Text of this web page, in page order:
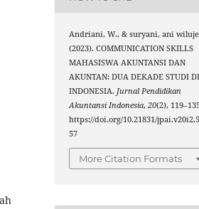
Andriani, W., & suryani, ani
(2023). COMMUNICATION SKILLS
MAHASISWA AKUNTANSI DAN
AKUNTAN: DUA DEKADE STUDI DI
INDONESIA.Jurnal Pendidikan
Akuntansi Indonesia,20(2),
https://doi.org/10.21831/
57
More Citation Formats